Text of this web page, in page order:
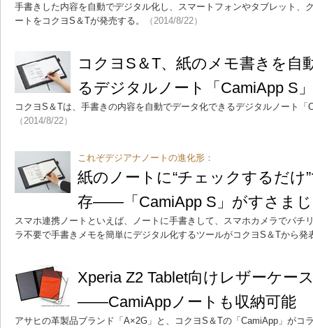
手書きした内容を自動でデジタル化し、スマートフォンやタブレット、
ートをコクヨS＆Tが発売する。
（2014/8/22）
コクヨS＆T、紙のメモ書きを自
るデジタルノート「CamiApp S」
コクヨS＆Tは、手書きの内容を自動でデータ化できるデジタルノート「
（2014/8/22）
これぞデジアナノートの進化形：
紙のノートに“チェックするだけ
存――「CamiApp S」がすさま
スマホ連携ノートといえば、ノートに手書きして、スマホカメラでパチ
ラ不要で手書きメモを簡単にデジタル化するツールがコクヨS＆Tから発
Xperia Z2 Tablet向けレザーケー
――CamiAppノートも収納可能
アサヒの革製品ブランド「A×2G」と、コクヨS＆Tの「CamiApp」がコ